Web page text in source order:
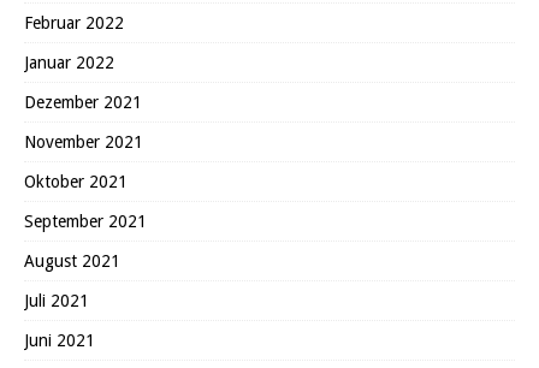
Februar 2022
Januar 2022
Dezember 2021
November 2021
Oktober 2021
September 2021
August 2021
Juli 2021
Juni 2021